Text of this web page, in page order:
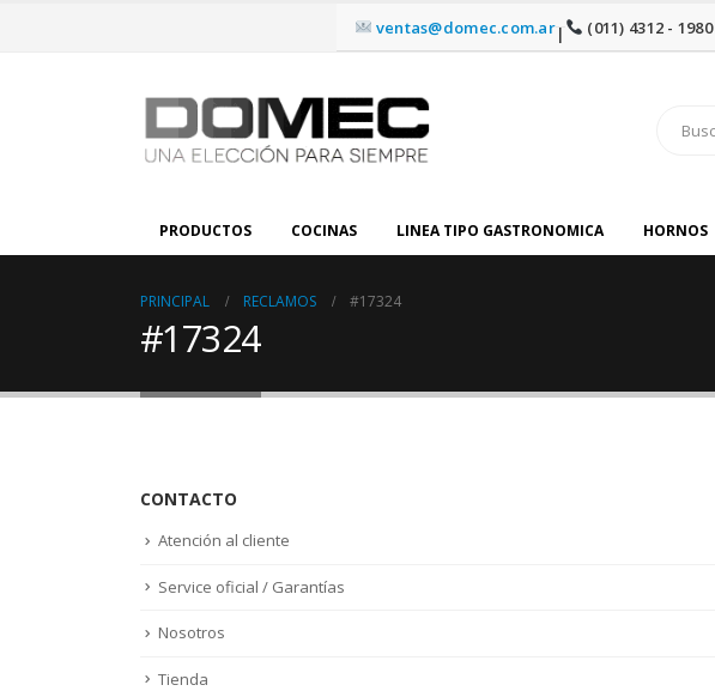
ventas@domec.com.ar| (011) 4312 - 1980
PRODUCTOS COCINAS LINEA TIPO GASTRONOMICA HORNOS
PRINCIPAL RECLAMOS #17324
#17324
CONTACTO
Atención al cliente
Service oficial / Garantías
Nosotros
Tienda